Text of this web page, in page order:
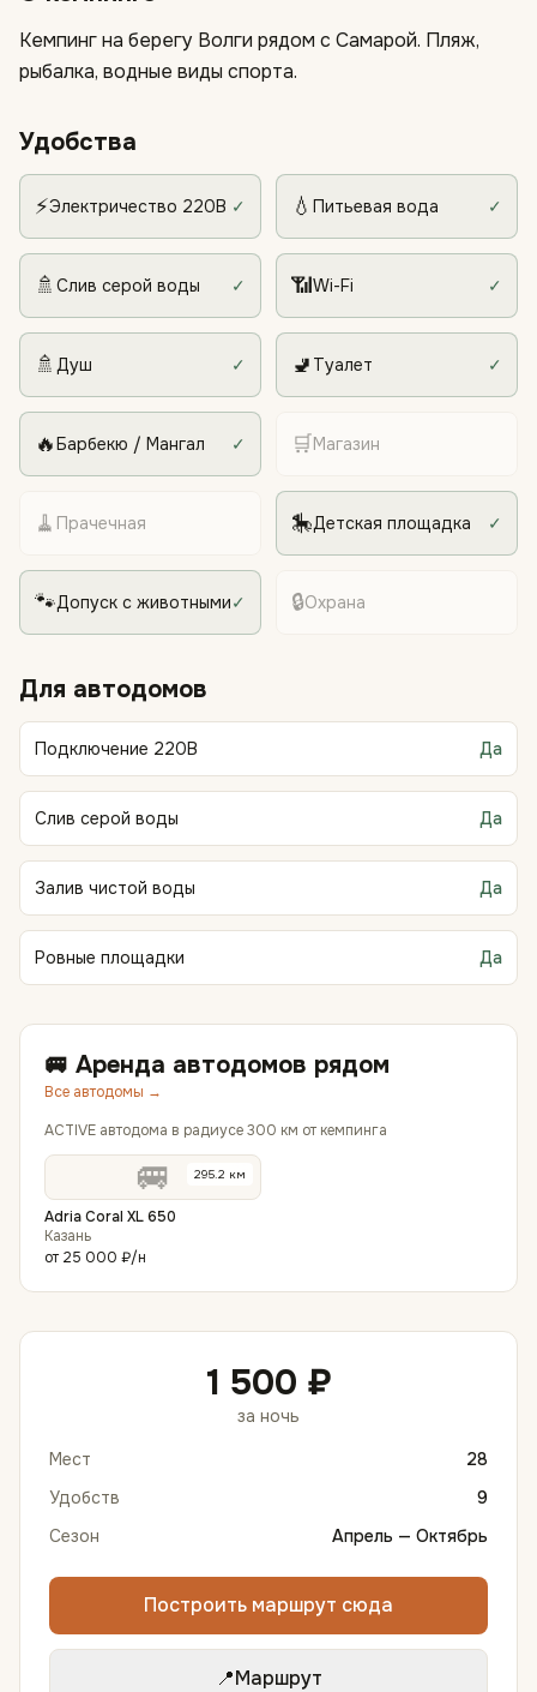
Кемпинг на берегу Волги рядом с Самарой. Пляж,
рыбалка, водные виды спорта.
Удобства
⚡Электричество 220В ✓ 💧 Питьевая вода ✓
🚿 Слив серой воды ✓ 📶Wi-Fi ✓
🚿 Душ ✓ 🚽 Туалет ✓
🔥Барбекю / Мангал ✓ 🛒Магазин
🧹 Прачечная 🎠Детская площадка ✓
🐾Допуск с животными✓ 🔒Охрана
Для автодомов
Подключение 220В Да
Слив серой воды Да
Залив чистой воды Да
Ровные площадки Да
🚐 Аренда автодомов рядом
Все автодомы →
ACTIVE автодома в радиусе 300 км от кемпинга
🚐 295.2 км
Adria Coral XL 650
Казань
от 25 000 ₽/н
1 500 ₽
за ночь
Мест
28
Удобств
9
Сезон
Апрель — Октябрь
Построить маршрут сюда
📍Маршрут